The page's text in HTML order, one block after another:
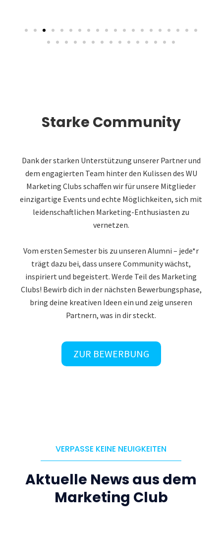
Starke Community
Dank der starken Unterstützung unserer Partner und
dem engagierten Team hinter den Kulissen des WU
Marketing Clubs schaffen wir für unsere Mitglieder
einzigartige Events und echte Möglichkeiten, sich mit
leidenschaftlichen Marketing-Enthusiasten zu
vernetzen.
Vom ersten Semester bis zu unseren Alumni – jede*r
trägt dazu bei, dass unsere Community wächst,
inspiriert und begeistert. Werde Teil des Marketing
Clubs! Bewirb dich in der nächsten Bewerbungsphase,
bring deine kreativen Ideen ein und zeig unseren
Partnern, was in dir steckt.
ZUR BEWERBUNG
VERPASSE KEINE NEUIGKEITEN
Aktuelle News aus dem
Marketing Club